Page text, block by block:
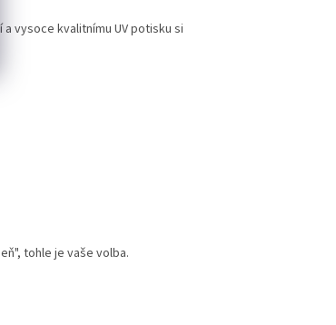
vysoce kvalitnímu UV potisku si
tohle je vaše volba.